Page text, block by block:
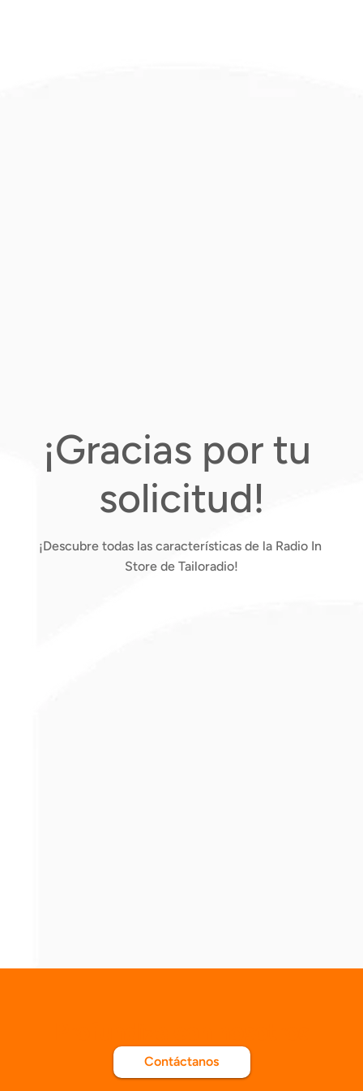
¡Gracias por tu
solicitud!
¡Descubre todas las características de la Radio In
Store de Tailoradio!
Contáctanos